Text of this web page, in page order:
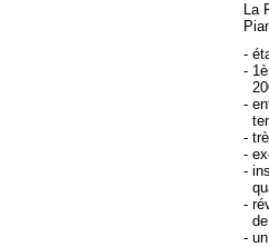
La
-
-
-
-
-
-
-
-